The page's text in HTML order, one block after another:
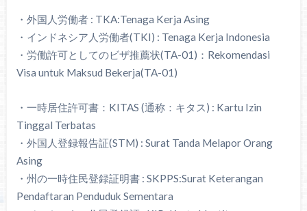
・外国人労働者 : TKA:Tenaga Kerja Asing
・インドネシア人労働者(TKI) : Tenaga Kerja Indonesia
・労働許可としてのビザ推薦状(TA-01)：Rekomendasi
Visa untuk Maksud Bekerja(TA-01)
・一時居住許可書：KITAS (通称：キタス) : Kartu Izin
Tinggal Terbatas
・外国人登録報告証(STM) : Surat Tanda Melapor Orang
Asing
・州の一時住民登録証明書 : SKPPS:Surat Keterangan
Pendaftaran Penduduk Sementara